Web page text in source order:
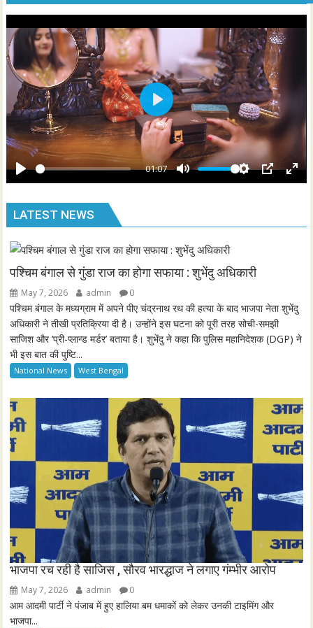
i
n
g
s
r
f
e
e
P
l
a
01:07
M
S
n
s
P
E
l
s
e
n
P
l
a
y
LATEST NEWS
पश्चिम बंगाल से गुंडा राज का होगा सफाया : शुभेंदु अधिकारी
May 7, 2026 admin 0
पश्चिम बंगाल के मध्यग्राम में अपने पीए चंद्रनाथ रथ की हत्या के बाद भाजपा नेता शुभेंदु
अधिकारी ने तीखी प्रतिक्रिया दी है। उन्होंने इस घटना को पूरी तरह सोची-समझी
साजिश और ‘प्री-प्लान्ड मर्डर’ बताया है। शुभेंदु ने कहा कि पुलिस महानिदेशक (DGP) ने
भी इस बात की पुष्टि...
National News West Bengal
भाजपा रच रही है साजिस , सौरव भारद्धाज ने लगाए गंम्भीर आरोप
May 7, 2026 admin 0
आम आदमी पार्टी ने पंजाब में हुए हालिया बम धमाकों को लेकर उनकी टाइमिंग और
भाजपा...